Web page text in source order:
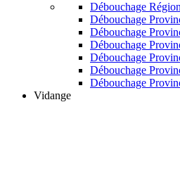
Débouchage
Débouchage
Débouchage
Débouchage
Débouchage
Débouchage
Débouchage
Vidange